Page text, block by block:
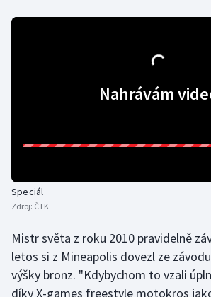
Nahrávám
Speciál
Zdroj: ČTK
Mistr světa z roku 2010 pravidelně
letos si z Mineapolis dovezl ze
výšky bronz. "Kdybychom to vzali
díky X-games freestyle motokros